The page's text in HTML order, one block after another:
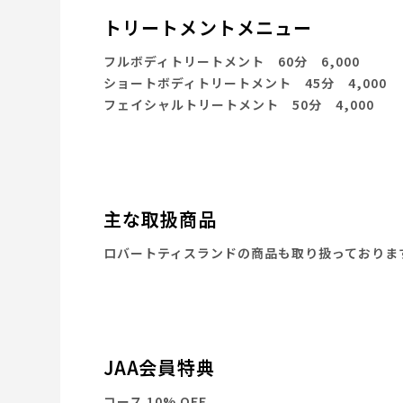
トリートメントメニュー
フルボディトリートメント 60分 6,000
ショートボディトリートメント 45分 4,000
フェイシャルトリートメント 50分 4,000
主な取扱商品
ロバートティスランドの商品も取り扱っておりま
JAA会員特典